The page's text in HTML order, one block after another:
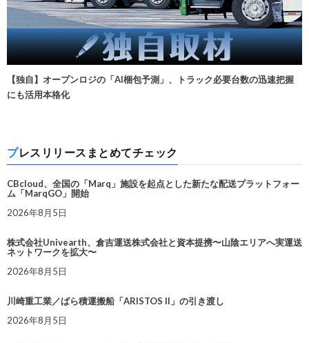
【独自】オープンロジの「AI梱包予測」、トラック必要台数の迅速把握
にも活用本格化
プレスリリースまとめてチェック
CBcloud、全国の「Marq」施設を起点とした新たな配送プラットフォー
ム「MarqGO」開始
2026年8月5日
株式会社Univearth、倉吉運送株式会社と資本提携〜山陰エリアへ実運送
ネットワークを拡大〜
2026年8月5日
川崎重工業／ばら積運搬船「ARISTOS II」の引き渡し
2026年8月5日